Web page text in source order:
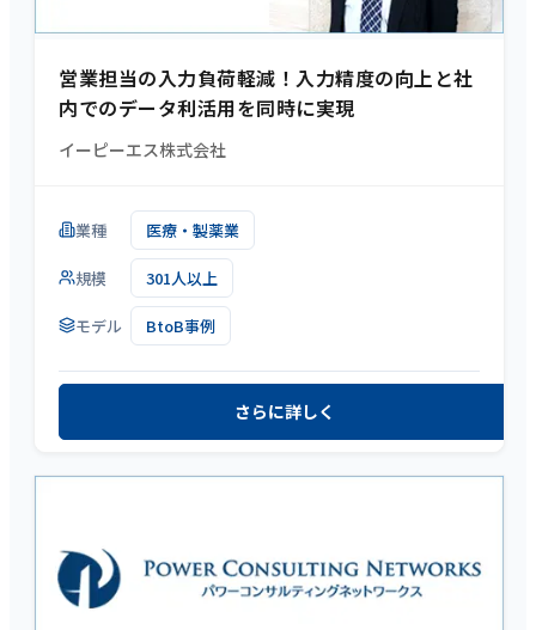
営業担当の入力負荷軽減！入力精度の向上と社
内でのデータ利活用を同時に実現
イーピーエス株式会社
業種 医療・製薬業
規模 301人以上
モデル BtoB事例
さらに詳しく